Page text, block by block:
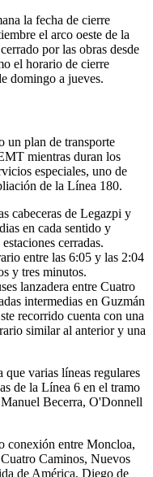
la fecha de cierre
el arco oeste de la
por las obras desde
el horario de cierre
domingo a jueves.
un plan de transporte
mientras duran los
especiales, uno de
de la Línea 180.
cabeceras de Legazpi y
en cada sentido y
cerradas.
entre las 6:05 y las 2:04
y tres minutos.
lanzadera entre Cuatro
intermedias en Guzmán
recorrido cuenta con una
similar al anterior y una
varias líneas regulares
de la Línea 6 en el tramo
Becerra, O'Donnell
conexión entre Moncloa,
Caminos, Nuevos
de América, Diego de